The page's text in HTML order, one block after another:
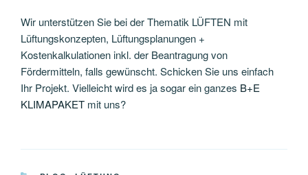
Wir unterstützen Sie bei der Thematik LÜFTEN mit
Lüftungskonzepten, Lüftungsplanungen +
Kostenkalkulationen inkl. der Beantragung von
Fördermitteln, falls gewünscht. Schicken Sie uns einfach
Ihr Projekt. Vielleicht wird es ja sogar ein ganzes B+E
KLIMAPAKET mit uns?